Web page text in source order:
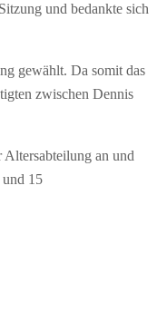
und bedankte sich
gewählt. Da somit das
zwischen Dennis
an und
und 15